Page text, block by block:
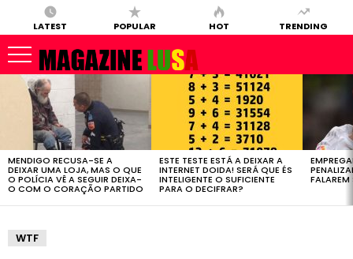
LATEST POPULAR HOT TRENDING
LATEST
STORIES
MENDIGO RECUSA-SE A
DEIXAR UMA LOJA, MAS O QUE
O POLÍCIA VÊ A SEGUIR DEIXA-
O COM O CORAÇÃO PARTIDO
ESTE TESTE ESTÁ A DEIXAR A
INTERNET DOIDA! SERÁ QUE ÉS
INTELIGENTE O SUFICIENTE
PARA O DECIFRAR?
FALAREM
WTF